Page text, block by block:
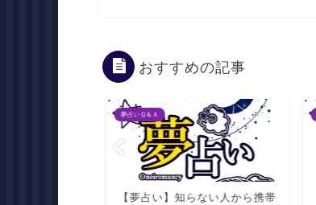
おすすめの記事
夢占いＱ＆Ａ
【夢占い】知らない人から携帯